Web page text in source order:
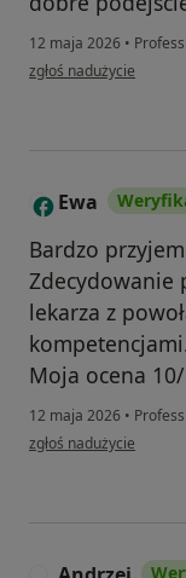
12 maja 2026 •
w opinii użytkownika
zgłoś nadużycie
E Ewa
Bardzo
Zdecydowanie
lekarza z
Moja ocena
12 maja 2026 •
w opinii użytkownika Ewa
zgłoś nadużycie